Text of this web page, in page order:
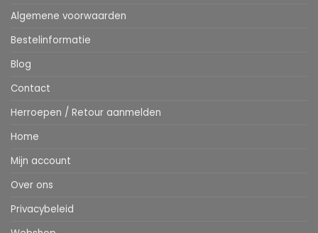
Algemene voorwaarden
Bestelinformatie
Blog
Contact
Herroepen / Retour aanmelden
Home
Mijn account
Over ons
Privacybeleid